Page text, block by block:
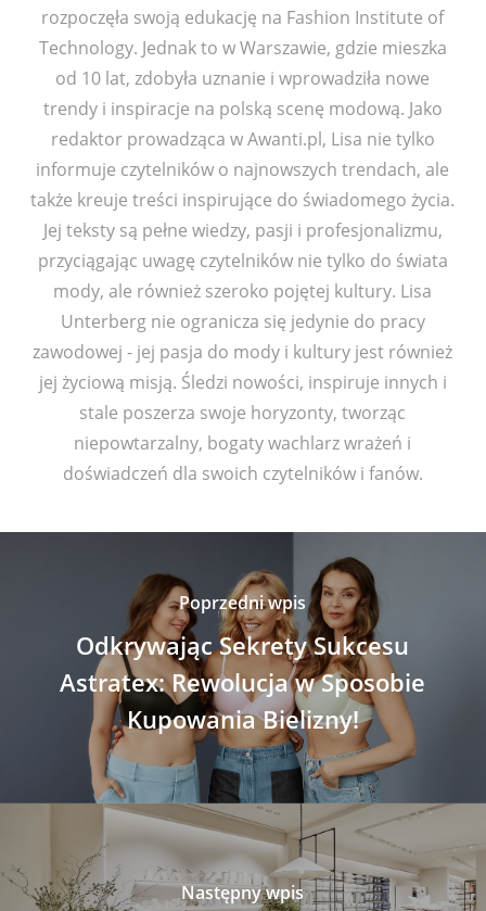
rozpoczęła swoją edukację na Fashion Institute of
Technology. Jednak to w Warszawie, gdzie mieszka
od 10 lat, zdobyła uznanie i wprowadziła nowe
trendy i inspiracje na polską scenę modową. Jako
redaktor prowadząca w Awanti.pl, Lisa nie tylko
informuje czytelników o najnowszych trendach, ale
także kreuje treści inspirujące do świadomego życia.
Jej teksty są pełne wiedzy, pasji i profesjonalizmu,
przyciągając uwagę czytelników nie tylko do świata
mody, ale również szeroko pojętej kultury. Lisa
Unterberg nie ogranicza się jedynie do pracy
zawodowej - jej pasja do mody i kultury jest również
jej życiową misją. Śledzi nowości, inspiruje innych i
stale poszerza swoje horyzonty, tworząc
niepowtarzalny, bogaty wachlarz wrażeń i
doświadczeń dla swoich czytelników i fanów.
Poprzedni wpis
Odkrywając Sekrety Sukcesu
Astratex: Rewolucja w Sposobie
Kupowania Bielizny!
Następny wpis